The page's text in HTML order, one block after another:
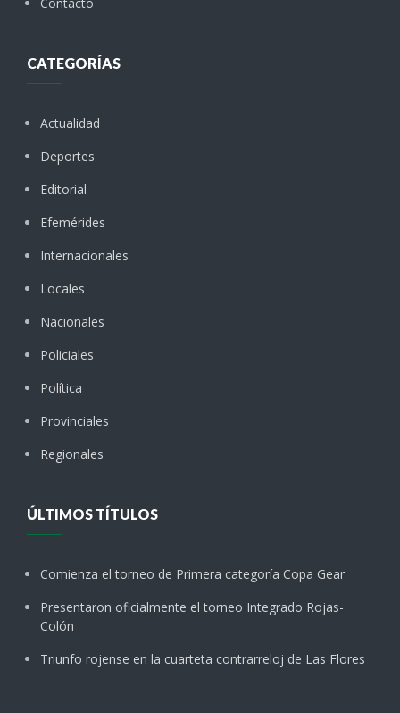
CATEGORÍAS
Actualidad
Deportes
Editorial
Efemérides
Internacionales
Locales
Nacionales
Policiales
Política
Provinciales
Regionales
ÚLTIMOS TÍTULOS
Comienza el torneo de Primera categoría Copa Gear
Presentaron oficialmente el torneo Integrado Rojas-
Colón
Triunfo rojense en la cuarteta contrarreloj de Las Flores